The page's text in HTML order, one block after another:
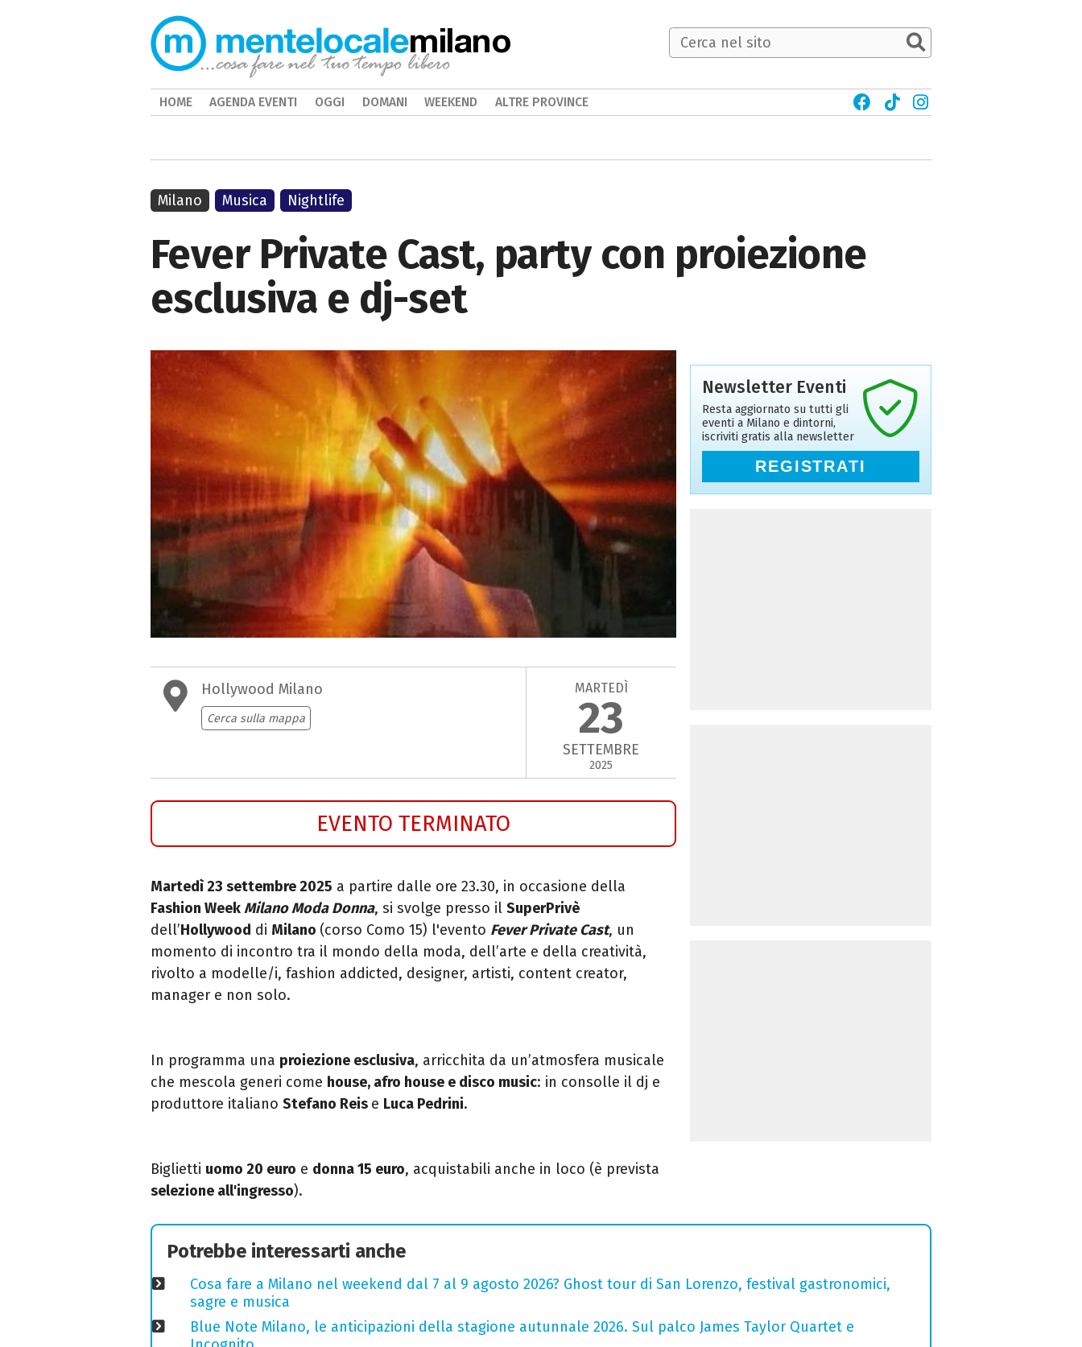
Fever Private Cast, party con proiezione
esclusiva e dj-set
Hollywood Milano
Cerca sulla mappa
MARTEDÌ
23
SETTEMBRE
2025
EVENTO TERMINATO
Martedì 23 settembre 2025 a partire dalle ore 23.30, in occasione della
Fashion WeekMilano Moda Donna, si svolge presso il SuperPrivè
dell’Hollywood di Milano (corso Como 15) l'evento Fever Private Cast, un
momento di incontro tra il mondo della moda, dell’arte e della creatività,
rivolto a modelle/i, fashion addicted, designer, artisti, content creator,
manager e non solo.
In programma una proiezione esclusiva, arricchita da un’atmosfera musicale
che mescola generi come house, afro house e disco music: in consolle il dj e
produttore italiano Stefano Reis e Luca Pedrini.
Biglietti uomo 20 euro e donna 15 euro, acquistabili anche in loco (è prevista
selezione all'ingresso).
Milano Musica Nightlife
Newsletter Eventi
Resta aggiornato su tutti gli
eventi a Milano e dintorni,
iscriviti gratis alla newsletter
REGISTRATI
Potrebbe interessarti anche
Cosa fare a Milano nel weekend dal 7 al 9 agosto 2026? Ghost tour di San Lorenzo, festival gastronomici,
sagre e musica
Blue Note Milano, le anticipazioni della stagione autunnale 2026. Sul palco James Taylor Quartet e
milano
HOME AGENDA EVENTI OGGI DOMANI WEEKEND ALTRE PROVINCE